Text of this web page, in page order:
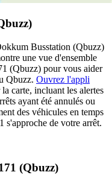
Busstation (Qbuzz)
une vue d'ensemble
(Qbuzz) pour vous aider
Qbuzz. Ouvrez l'appli
carte, incluant les alertes
ayant été annulés ou
des véhicules en temps
s'approche de votre arrêt.
(Qbuzz)